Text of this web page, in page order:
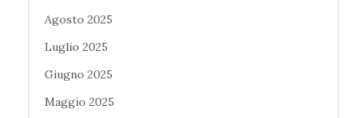
Agosto 2025
Luglio 2025
Giugno 2025
Maggio 2025